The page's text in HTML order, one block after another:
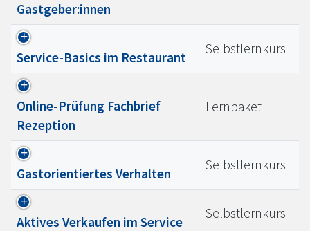
Gastgeber:innen
Service-Basics im Restaurant
Selbstlernkurs
Online-Prüfung Fachbrief
Rezeption
Lernpaket
Gastorientiertes Verhalten
Selbstlernkurs
Aktives Verkaufen im Service
Selbstlernkurs